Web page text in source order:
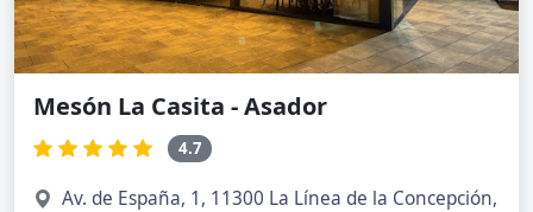
Mesón La Casita - Asador
4.7
Av. de España, 1, 11300 La Línea de la Concepción,